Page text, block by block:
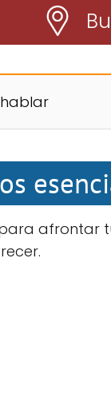
afrontar